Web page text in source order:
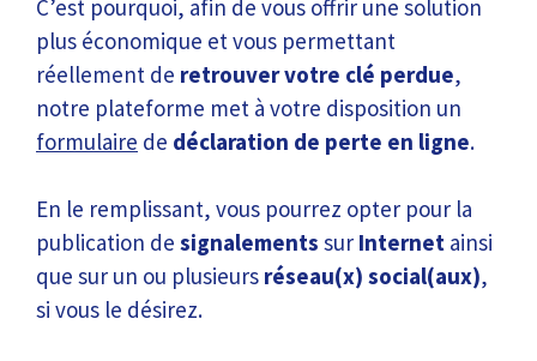
C’est pourquoi, afin de vous offrir une solution
plus économique et vous permettant
réellement de retrouver votre clé perdue,
notre plateforme met à votre disposition un
formulaire de déclaration de perte en ligne.
En le remplissant, vous pourrez opter pour la
publication de signalements sur Internet ainsi
que sur un ou plusieurs réseau(x) social(aux),
si vous le désirez.